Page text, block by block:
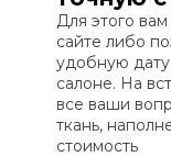
мебели?
Для этого вам
сайте либо
удобную
салоне. На
все ваши
ткань,
стоимость